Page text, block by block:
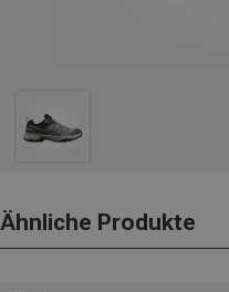
Ähnliche Produkte